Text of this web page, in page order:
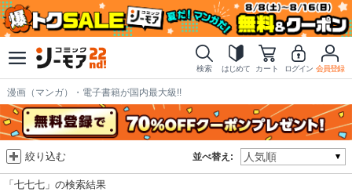
検索 はじめて カート ログイン 会員登録
漫画（マンガ）・電子書籍が国内最大級!!
並べ替え:
絞り込む
「七七七」の検索結果